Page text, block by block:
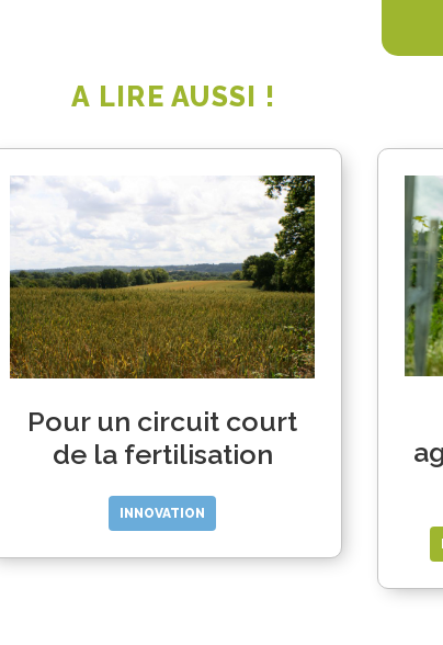
A LIRE AUSSI !
Pour un circuit court
de la fertilisation
INNOVATION